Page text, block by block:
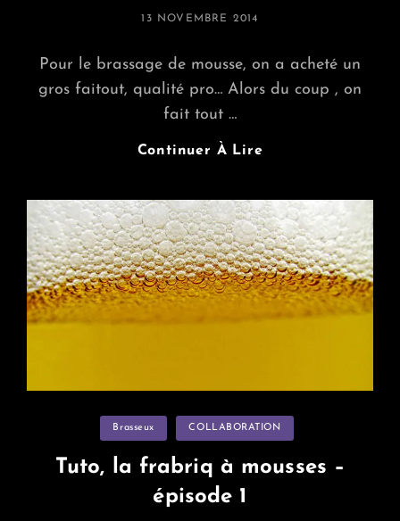
POSTED
13 NOVEMBRE 2014
Pour le brassage de mousse, on a acheté un
gros faitout, qualité pro… Alors du coup , on
fait tout …
Continuer À LireNouveau
L’asso
Categories
Brasseux COLLABORATION
Tuto, la frabriq à mousses –
épisode 1